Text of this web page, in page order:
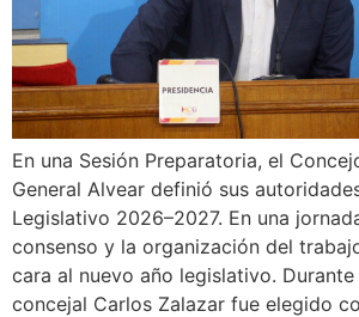
En una Sesión Preparatoria, el
General Alvear definió sus
Legislativo 2026–2027. En una
consenso y la organización del
cara al nuevo año legislativo. Durante
concejal Carlos Zalazar fue elegido